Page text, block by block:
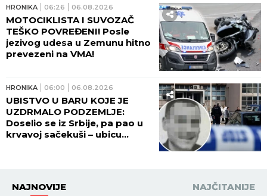
HRONIKA 06:26 06.08.2026
MOTOCIKLISTA I SUVOZAČ
TEŠKO POVREĐENI! Posle
jezivog udesa u Zemunu hitno
prevezeni na VMA!
HRONIKA 06:00 06.08.2026
UBISTVO U BARU KOJE JE
UZDRMALO PODZEMLJE:
Doselio se iz Srbije, pa pao u
krvavoj sačekuši – ubicu
NAJNOVIJE NAJČITANIJE